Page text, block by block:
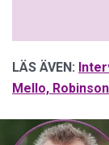
LÄS ÄVEN:
Mello,